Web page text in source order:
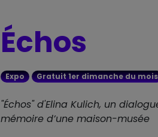
Échos
Expo Gratuit 1er dimanche du mois
"Échos" d'Elina Kulich, un
mémoire d’une maison-musée